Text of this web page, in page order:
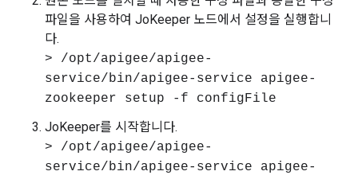
파일을 사용하여 JoKeeper 노드에서 설정을 실행합니
다.
> /opt/apigee/apigee-
service/bin/apigee-service apigee-
zookeeper setup -f configFile
JoKeeper를 시작합니다.
> /opt/apigee/apigee-
service/bin/apigee-service apigee-